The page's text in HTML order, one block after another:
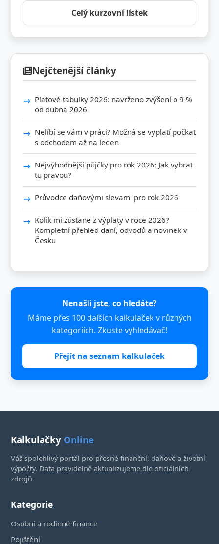
Celý kurzovní lístek
Nejčtenější články
Platové tabulky 2026: navrženo zvýšení o 9 %
od dubna 2026
Nelíbí se vám v práci? Možná se vyplatí počkat
s odchodem až na leden
Nejvýhodnější půjčky pro rok 2026: Jak vybrat
tu pravou?
Průvodce daňovými slevami pro rok 2026
Kolik mi zůstane z výplaty v roce 2026?
Kompletní přehled daní, odvodů a novinek v
Česku
Nenašli jste, co hledáte?
Máme přes 100 dalších kalkulaček v různých
kategoriích. Zkuste vyhledávač!
Přejít na seznam kalkulaček
Kalkulačky Online
Váš spolehlivý portál pro přesné finanční, daňové a životní
výpočty. Data pravidelně aktualizujeme dle oficiálních
zdrojů.
Kategorie
Osobní a rodinné finance
Pojištění